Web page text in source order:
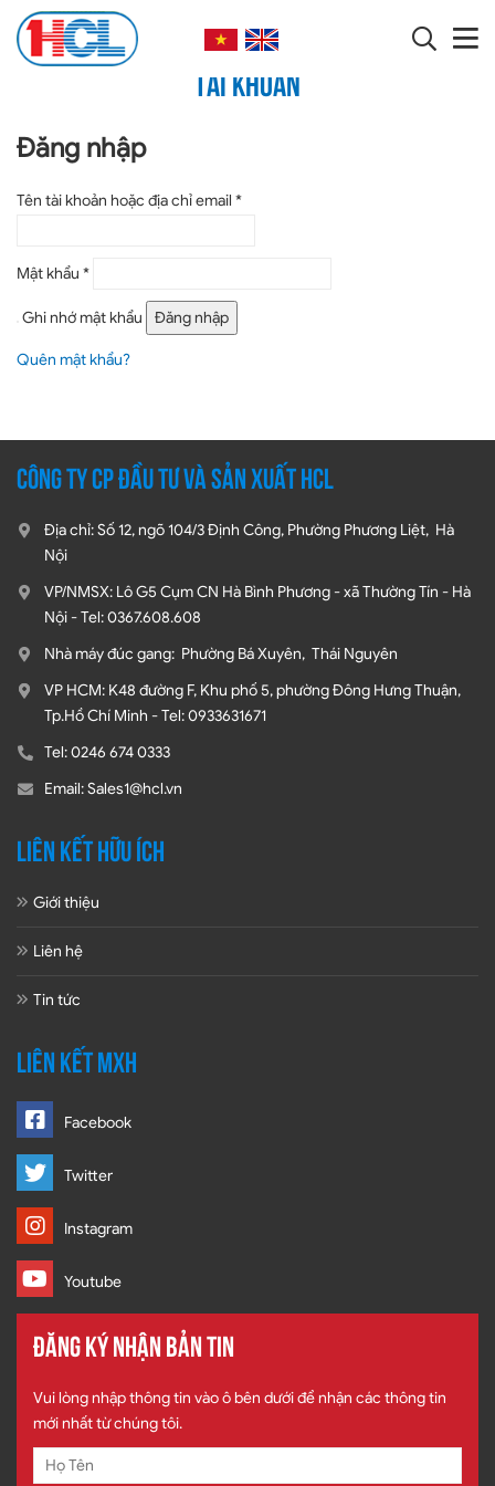
Trang chủ
SẢN PHẨM SẢN XUẤT
SẢN PHẨM NHẬP KHẨU
Chính sách
Tin tức
Trang chủ Tài khoản
Tài khoản
Đăng nhập
Tên tài khoản hoặc địa chỉ email *Bắt
Mật khẩu *Bắt
Ghi nhớ mật khẩu
Đăng nhập
Quên mật khẩu?
CÔNG TY CP ĐẦU TƯ VÀ SẢN XUẤT HCL
Địa chỉ: Số 12, ngõ 104/3 Định Công, Phường Phương Liệt, Hà
Nội
VP/NMSX: Lô G5 Cụm CN Hà Bình Phương - xã Thường Tín - Hà
Nội - Tel: 0367.608.608
Nhà máy đúc gang: Phường Bá Xuyên, Thái Nguyên
VP HCM: K48 đường F, Khu phố 5, phường Đông Hưng Thuận,
Tp.Hồ Chí Minh - Tel: 0933631671
Tel: 0246 674 0333
Email: Sales1@hcl.vn
LIÊN KẾT HỮU ÍCH
Giới thiệu
Liên hệ
Tin tức
LIÊN KẾT MXH
Facebook
Twitter
Instagram
Youtube
ĐĂNG KÝ NHẬN BẢN TIN
Vui lòng nhập thông tin vào ô bên dưới để nhận các thông tin
mới nhất từ chúng tôi.